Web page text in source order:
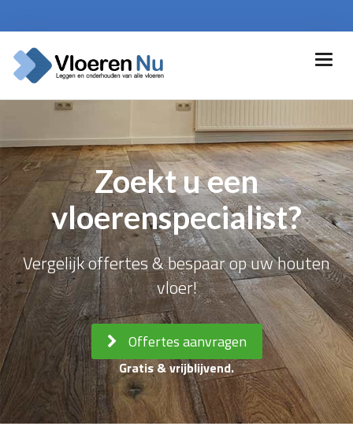
Zoekt u een
vloerenspecialist?
Vergelijk offertes & bespaar op uw houten
vloer!
Offertes aanvragen
Gratis & vrijblijvend.